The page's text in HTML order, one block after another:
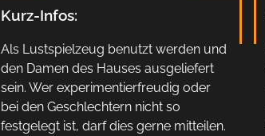
Kurz-Infos:
Als Lustspielzeug benutzt werden und
den Damen des Hauses ausgeliefert
sein. Wer experimentierfreudig oder
bei den Geschlechtern nicht so
festgelegt ist, darf dies gerne mitteilen.